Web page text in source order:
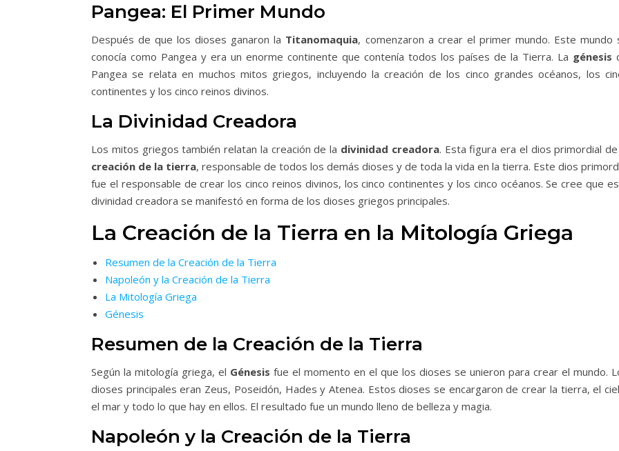
Pangea: El Primer Mundo
Después de que los dioses ganaron la Titanomaquia, comenzaron a crear el primer mundo. Este mundo
conocía como Pangea y era un enorme continente que contenía todos los países de la Tierra. La génesis
Pangea se relata en muchos mitos griegos, incluyendo la creación de los cinco grandes océanos, los
continentes y los cinco reinos divinos.
La Divinidad Creadora
Los mitos griegos también relatan la creación de la divinidad creadora. Esta figura era el dios primordial
creación de la tierra, responsable de todos los demás dioses y de toda la vida en la tierra. Este dios
fue el responsable de crear los cinco reinos divinos, los cinco continentes y los cinco océanos. Se cree que
divinidad creadora se manifestó en forma de los dioses griegos principales.
La Creación de la Tierra en la Mitología Griega
Resumen de la Creación de la Tierra
Napoleón y la Creación de la Tierra
La Mitología Griega
Génesis
Resumen de la Creación de la Tierra
Según la mitología griega, el Génesis fue el momento en el que los dioses se unieron para crear el mundo.
dioses principales eran Zeus, Poseidón, Hades y Atenea. Estos dioses se encargaron de crear la tierra, el
el mar y todo lo que hay en ellos. El resultado fue un mundo lleno de belleza y magia.
Napoleón y la Creación de la Tierra